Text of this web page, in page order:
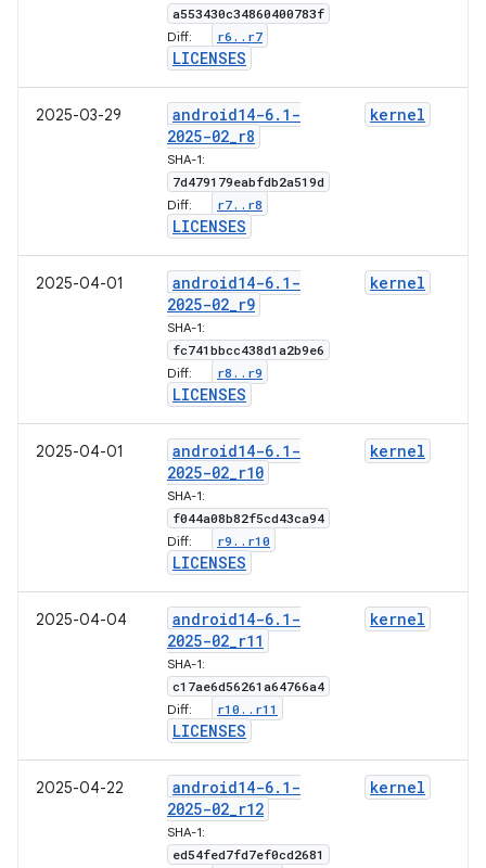
a553430c34860400783f
Diff: r6 . . r7
LICENSES
2025-03-29 android14-6. 1-
2025-02_r8
SHA-1:
7d479179eabfdb2a519d
Diff: r7. . r8
LICENSES
kernel
2025-04-01 android14-6. 1-
2025-02_r9
SHA-1:
fc741bbcc438d1a2b9e6
Diff: r8 . . r9
LICENSES
kernel
2025-04-01 android14-6. 1-
2025-02_r10
SHA-1:
f044a08b82f5cd43ca94
Diff: r9 . . r10
LICENSES
kernel
2025-04-04 android14-6. 1-
2025-02_r11
SHA-1:
c17ae6d56261a64766a4
Diff: r10 . . r11
LICENSES
kernel
2025-04-22 android14-6. 1-
2025-02_r12
SHA-1:
ed54fed7fd7ef0cd2681
kernel